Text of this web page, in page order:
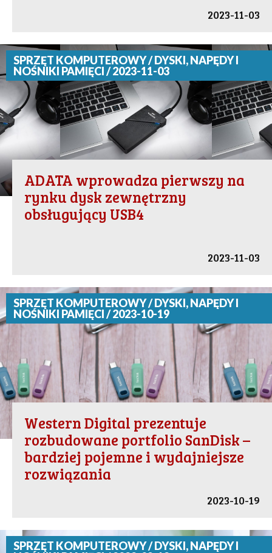
2023-11-03
SPRZĘT KOMPUTEROWY / DYSKI, NAPĘDY I
NOŚNIKI PAMIĘCI / 2023-11-03
ADATA wprowadza pierwszy na
rynku dysk zewnętrzny
obsługujący USB4
2023-11-03
SPRZĘT KOMPUTEROWY / DYSKI, NAPĘDY I
NOŚNIKI PAMIĘCI / 2023-10-19
Western Digital prezentuje
rozbudowane portfolio SanDisk –
bardziej pojemne i wydajniejsze
rozwiązania
2023-10-19
SPRZĘT KOMPUTEROWY / DYSKI, NAPĘDY I